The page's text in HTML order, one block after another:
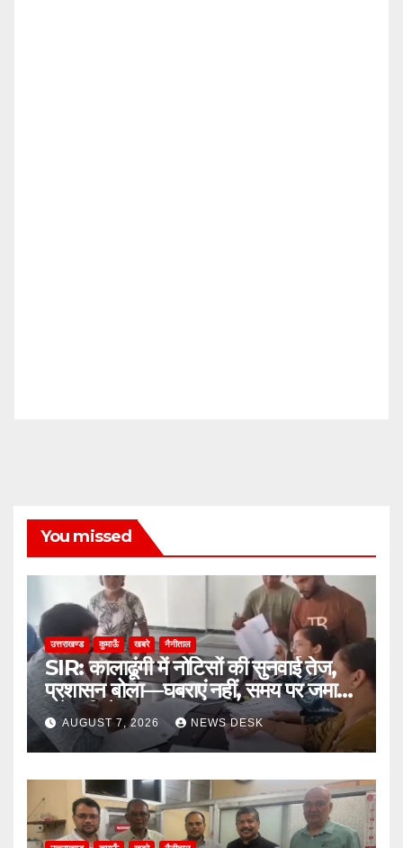
You missed
उत्तराखण्ड कुमाऊँ खबरे नैनीताल
SIR: कालाढूंगी में नोटिसों की सुनवाई तेज,
प्रशासन बोला—घबराएं नहीं, समय पर जमा
करें अभिलेख
AUGUST 7, 2026 NEWS DESK